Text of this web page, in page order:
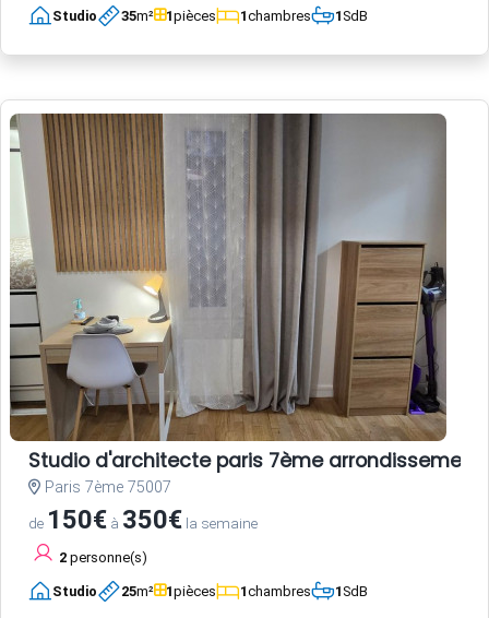
Studio 35m² 1pièces 1chambres 1SdB
Studio d'architecte paris 7ème arrondissement
Paris 7ème 75007
de 150€ à 350€ la semaine
2 personne(s)
Studio 25m² 1pièces 1chambres 1SdB